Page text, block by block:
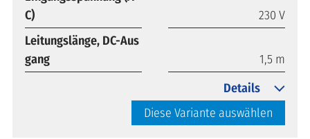
C)
230 V
Leitungslänge, DC-Aus
gang
1,5 m
Diese Variante auswählen
Details